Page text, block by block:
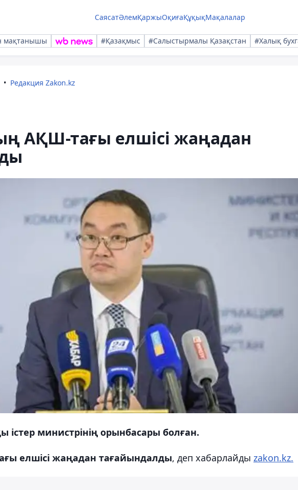
СаясатӘлемҚаржыОқиғаҚұқықМақалалар
мақтанышы #Қазақмыс #Салыстырмалы Қазақстан #Халық
Редакция Zakon.kz
АҚШ-тағы елшісі жаңадан
министрінің орынбасары болған.
елшісі жаңадан тағайындалды, деп хабарлайды zakon.kz.